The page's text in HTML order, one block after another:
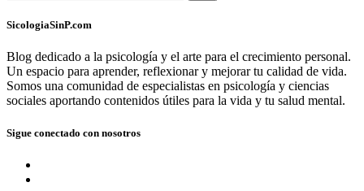
SicologiaSinP.com
Blog dedicado a la psicología y el arte para el crecimiento personal.
Un espacio para aprender, reflexionar y mejorar tu calidad de vida.
Somos una comunidad de especialistas en psicología y ciencias
sociales aportando contenidos útiles para la vida y tu salud mental.
Sigue conectado con nosotros